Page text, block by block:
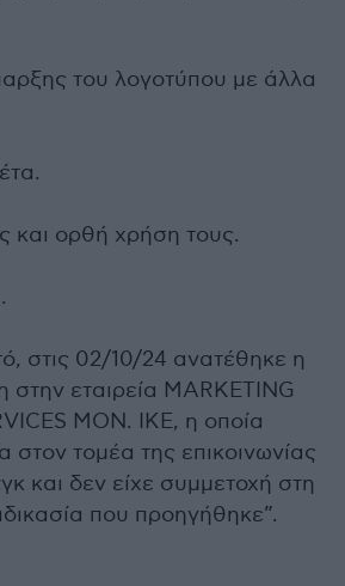
του λογοτύπου με άλλα
και ορθή χρήση τους.
στις 02/10/24 ανατέθηκε η
στην εταιρεία MARKETING
MON. IKE, η οποία
στον τομέα της επικοινωνίας
και δεν είχε συμμετοχή στη
που προηγήθηκε”.